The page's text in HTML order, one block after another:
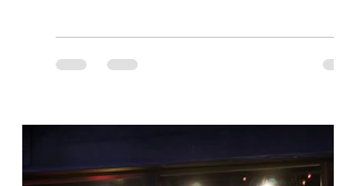
musical única e inolvidable con motivo del
Día del Niño. El espectáculo Hollywood
de todos los tiempos en un concierto en
sinfónica en pleno, coro y una